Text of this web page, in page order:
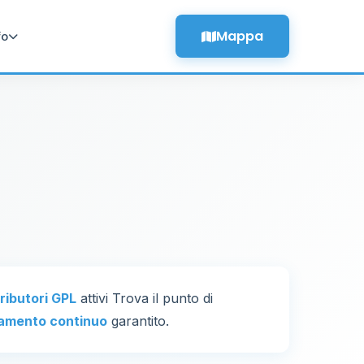
Mappa
GPL attivi Trova il punto di
continuo garantito.